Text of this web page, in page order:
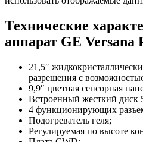
Технические
аппарат GE
21,5″
разрешения с
9,9″ цветная сенсорная
Встроенный жесткий диск
4 функционирующих
Подогреватель геля;
Регулируемая по высоте